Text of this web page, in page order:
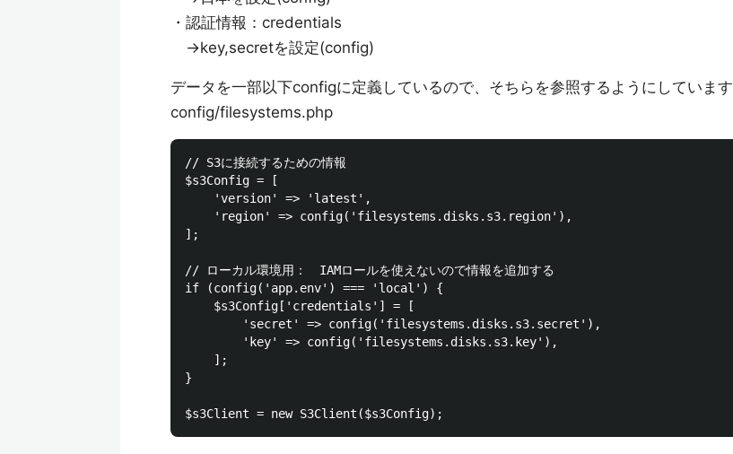
・認証情報：credentials
→key,secretを設定(config)
データを一部以下configに定義しているので、そちらを参照するようにしています
config/filesystems.php
// S3に接続するための情報
$s3Config = [
    'version' => 'latest',
    'region' => config('filesystems.disks.s3.region'),
];
// ローカル環境用：　IAMロールを使えないので情報を追加する
if (config('app.env') === 'local') {
    $s3Config['credentials'] = [
        'secret' => config('filesystems.disks.s3.secret'),
        'key' => config('filesystems.disks.s3.key'),
    ];
}